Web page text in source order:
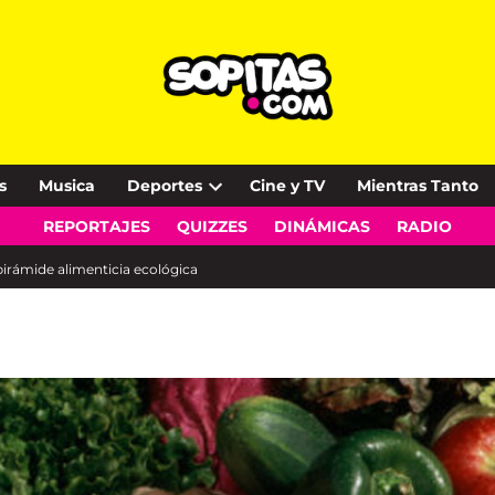
Musica Deportes
Open
dropdown
Cine y TV Mientras Tanto
REPORTAJES QUIZZES DINÁMICAS RADIO
alimenticia ecológica